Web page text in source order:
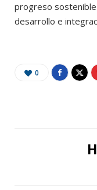
progreso
desarrollo e
0